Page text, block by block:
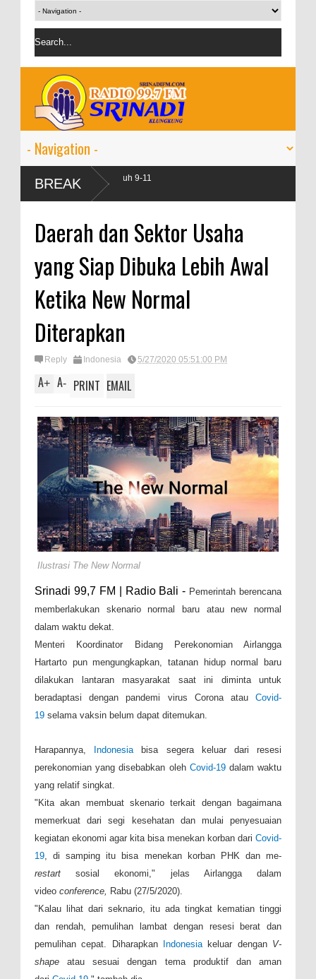
BREAK
2024 tumbuh 9-11
Daerah dan Sektor Usaha
yang Siap Dibuka Lebih Awal
Ketika New Normal
Diterapkan
Reply Indonesia 5/27/2020 05:51:00 PM
A+ A- PRINT EMAIL
Ilustrasi The New Normal
Srinadi 99,7 FM | Radio Bali - Pemerintah berencana
memberlakukan skenario normal baru atau new normal
dalam waktu dekat.
Menteri Koordinator Bidang Perekonomian Airlangga
Hartarto pun mengungkapkan, tatanan hidup normal baru
dilakukan lantaran masyarakat saat ini diminta untuk
beradaptasi dengan pandemi virus Corona atau Covid-
19 selama vaksin belum dapat ditemukan.
Harapannya, Indonesia bisa segera keluar dari resesi
perekonomian yang disebabkan oleh Covid-19dalam waktu
yang relatif singkat.
"Kita akan membuat skenario terkait dengan bagaimana
memerkuat dari segi kesehatan dan mulai penyesuaian
kegiatan ekonomi agar kita bisa menekan korban dari Covid-
19 , di samping itu bisa menekan korban PHK dan me-
restart sosial ekonomi," jelas Airlangga dalam
video conference, Rabu (27/5/2020).
"Kalau lihat dari seknario, itu ada tingkat kematian tinggi
dan rendah, pemulihan lambat dengan resesi berat dan
pemulihan cepat. Diharapkan Indonesia keluar dengan V-
shape atau sesuai dengan tema produktif dan aman